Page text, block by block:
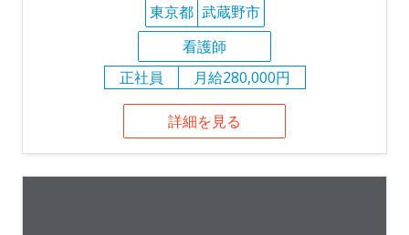
東京都 武蔵野市
看護師
正社員
月給280,000円
詳細を見る